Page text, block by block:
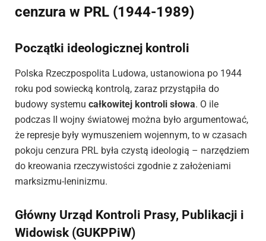
cenzura w PRL (1944-1989)
Początki ideologicznej kontroli
Polska Rzeczpospolita Ludowa, ustanowiona po 1944
roku pod sowiecką kontrolą, zaraz przystąpiła do
budowy systemu całkowitej kontroli słowa. O ile
podczas II wojny światowej można było argumentować,
że represje były wymuszeniem wojennym, to w czasach
pokoju cenzura PRL była czystą ideologią – narzędziem
do kreowania rzeczywistości zgodnie z założeniami
marksizmu-leninizmu.
Główny Urząd Kontroli Prasy, Publikacji i
Widowisk (GUKPPiW)